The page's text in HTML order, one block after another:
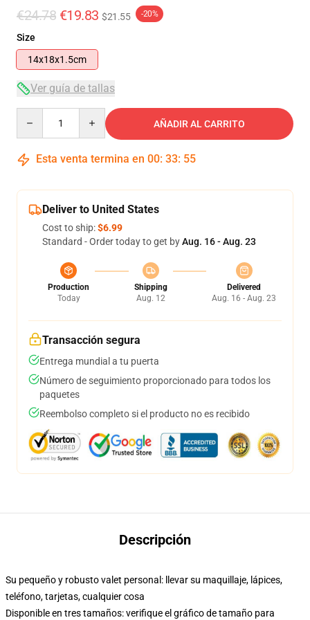
€24.78 €19.83 $21.55 -20%
Size
14x18x1.5cm
Ver guía de tallas
AÑADIR AL CARRITO
Esta venta termina en 00: 33: 55
Deliver to United States
Cost to ship:$6.99
Standard - Order today to get byAug. 16 - Aug. 23
Production
Today
Shipping
Aug. 12
Delivered
Aug. 16 - Aug. 23
Transacción segura
Entrega mundial a tu puerta
Número de seguimiento proporcionado para todos los
paquetes
Reembolso completo si el producto no es recibido
Descripción
Su pequeño y robusto valet personal: llevar su maquillaje, lápices,
teléfono, tarjetas, cualquier cosa
Disponible en tres tamaños: verifique el gráfico de tamaño para